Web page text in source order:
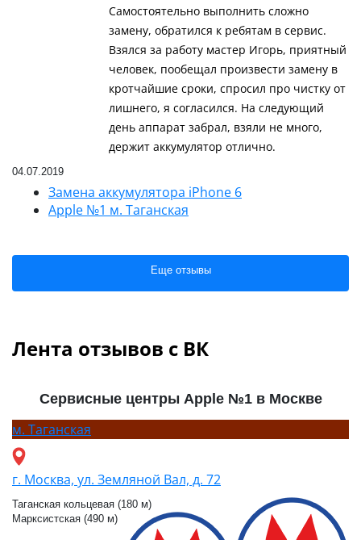
Самостоятельно выполнить сложно
замену, обратился к ребятам в сервис.
Взялся за работу мастер Игорь, приятный
человек, пообещал произвести замену в
кротчайшие сроки, спросил про чистку от
лишнего, я согласился. На следующий
день аппарат забрал, взяли не много,
держит аккумулятор отлично.
04.07.2019
Замена аккумулятора iPhone 6
Apple №1 м. Таганская
Еще отзывы
Лента отзывов с ВК
Сервисные центры Apple №1 в Москве
м. Таганская
г. Москва, ул. Земляной Вал, д. 72
Таганская кольцевая (180 м)
Марксистская (490 м)